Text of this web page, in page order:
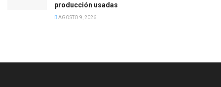
producción usadas
AGOSTO 9, 2026